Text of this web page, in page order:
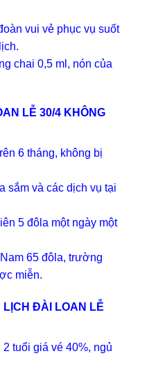
vui vẻ phục vụ suốt
chai 0,5 ml, nón của
LỄ 30/4 KHÔNG
6 tháng, không bị
sắm và các dịch vụ tại
5 đôla một ngày một
65 đôla, trường
miễn.
LỊCH ĐÀI LOAN LỄ
tuổi giá vé 40%, ngủ